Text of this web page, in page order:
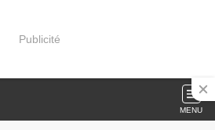
Publicité
MENU